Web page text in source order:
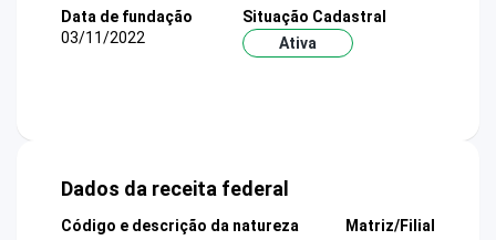
Data de fundação
03/11/2022
Situação Cadastral
Ativa
Dados da receita federal
Código e descrição da natureza
Matriz/Filial